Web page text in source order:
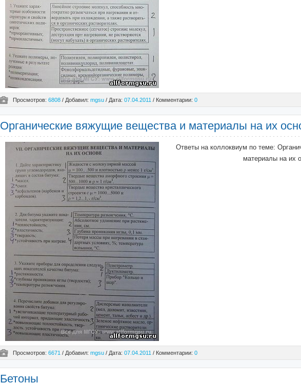
Просмотров: 6808 / Добавил: mgsu / Дата: 07.04.2011 / Комментарии: 0
Органические вяжущие вещества и материалы на их
Ответы на коллоквиум по теме:
материалы на их
Просмотров: 6671 / Добавил: mgsu / Дата: 07.04.2011 / Комментарии: 0
Бетоны